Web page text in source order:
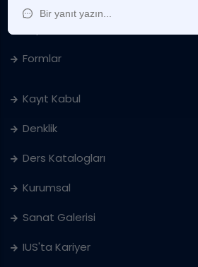
Formlar
Kayıt Kabul
Denklik
Ders Katalogları
Kurumsal
Sanat Galerisi
IUS'ta Kariyer